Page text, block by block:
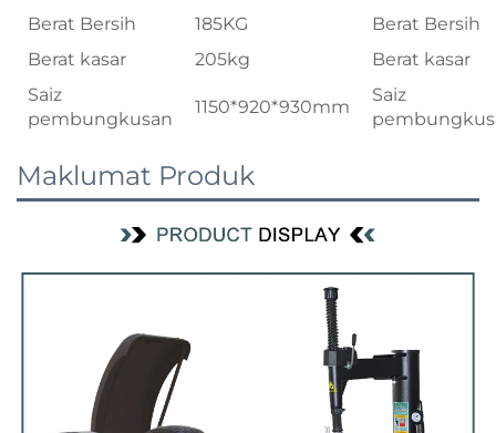
Berat Bersih
185KG
Berat Bersih
Berat kasar
205kg
Berat kasar
Saiz
pembungkusan
1150*920*930mm
Saiz
Maklumat Produk